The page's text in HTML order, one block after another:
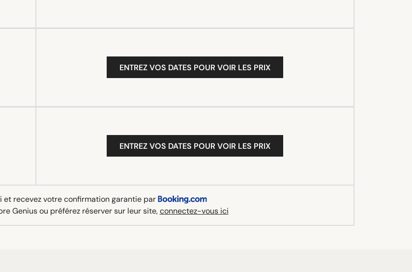
ENTREZ VOS DATES POUR VOIR LES PRIX
ENTREZ VOS DATES POUR VOIR LES PRIX
et recevez votre confirmation garantie par
Genius ou préférez réserver sur leur site,connectez-vous ici